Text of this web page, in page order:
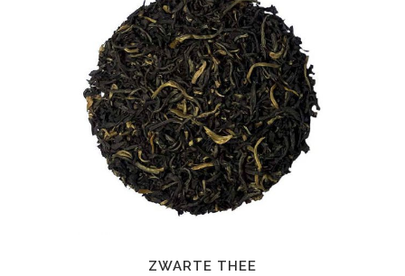
ZWARTE THEE